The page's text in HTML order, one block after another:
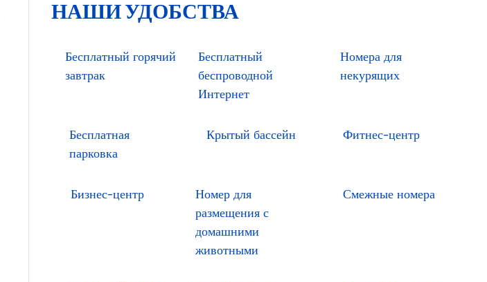
НАШИ УДОБСТВА
Бесплатный горячий
завтрак
Бесплатный
беспроводной
Интернет
Номера для
некурящих
Бесплатная
парковка
Крытый бассейн Фитнес-центр
Бизнес-центр
Номер для
размещения с
домашними
животными
Смежные номера